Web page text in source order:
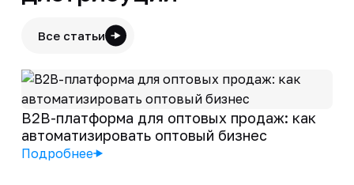
Все статьи
B2B-платформа для оптовых продаж: как
автоматизировать оптовый бизнес
Подробнее